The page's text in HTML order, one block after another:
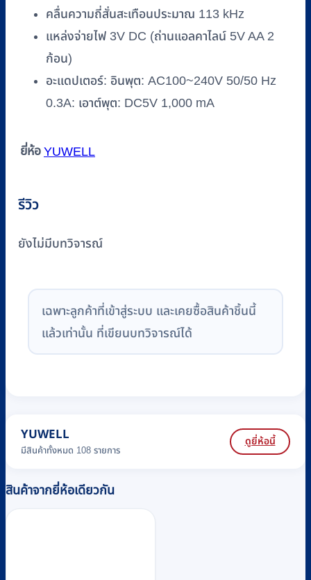
คลื่นความถี่สั่นสะเทือนประมาณ 113 kHz
แหล่งจ่ายไฟ 3V DC (ถ่านแอลคาไลน์ 5V AA 2
ก้อน)
อะแดปเตอร์: อินพุต: AC100~240V 50/50 Hz
0.3A: เอาต์พุต: DC5V 1,000 mA
ยี่ห้อ YUWELL
รีวิว
ยังไม่มีบทวิจารณ์
เฉพาะลูกค้าที่เข้าสู่ระบบ และเคยซื้อสินค้าชิ้นนี้
แล้วเท่านั้น ที่เขียนบทวิจารณ์ได้
YUWELL
มีสินค้าทั้งหมด 108 รายการ
ดูยี่ห้อนี้
สินค้าจากยี่ห้อเดียวกัน